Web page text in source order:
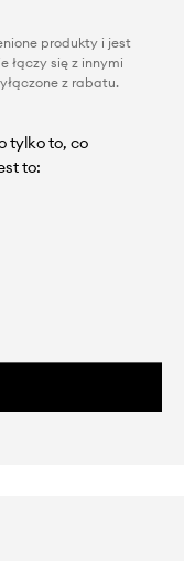
produkty i jest
łączy się z innymi
z rabatu.
tylko to, co
to: